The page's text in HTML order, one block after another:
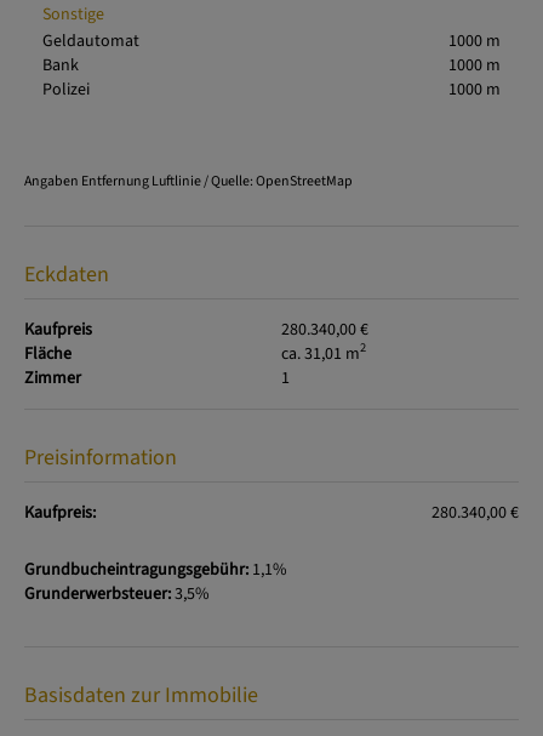
Sonstige
Geldautomat
1000 m
Bank
1000 m
Polizei
1000 m
Angaben Entfernung Luftlinie / Quelle: OpenStreetMap
Eckdaten
Kaufpreis
280.340,00 €
Fläche
ca. 31,01 m2
Zimmer 1
Preisinformation
Kaufpreis: 280.340,00 €
Grundbucheintragungsgebühr: 1,1%
Grunderwerbsteuer:3,5%
Basisdaten zur Immobilie